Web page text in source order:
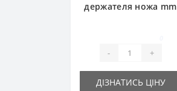
держателя ножа mm
- +
ДІЗНАТИСЬ ЦІНУ